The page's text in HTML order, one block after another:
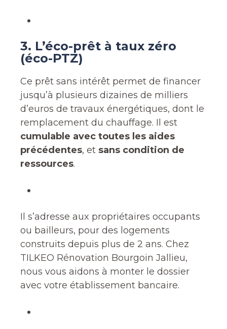
3. L’éco-prêt à taux zéro
(éco-PTZ)
Ce prêt sans intérêt permet de financer
jusqu’à plusieurs dizaines de milliers
d’euros de travaux énergétiques, dont le
remplacement du chauffage. Il est
cumulable avec toutes les aides
précédentes, et sans condition de
ressources.
Il s’adresse aux propriétaires occupants
ou bailleurs, pour des logements
construits depuis plus de 2 ans. Chez
TILKEO Rénovation Bourgoin Jallieu,
nous vous aidons à monter le dossier
avec votre établissement bancaire.